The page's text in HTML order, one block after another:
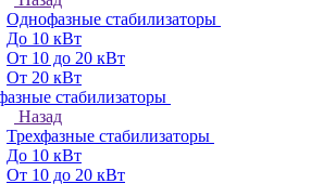
Однофазные стабилизаторы
До 10 кВт
От 10 до 20 кВт
От 20 кВт
стабилизаторы
Назад
Трехфазные стабилизаторы
До 10 кВт
От 10 до 20 кВт